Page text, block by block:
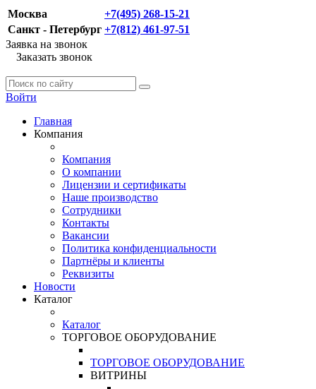
Москва
+7(495) 268-15-21
Санкт - Петербург +7(812) 461-97-51
Заявка на звонок
Заказать звонок
Войти
Главная
Компания
Компания
О компании
Лицензии и сертификаты
Наше производство
Сотрудники
Контакты
Вакансии
Политика конфиденциальности
Партнёры и клиенты
Реквизиты
Новости
Каталог
Каталог
ТОРГОВОЕ ОБОРУДОВАНИЕ
ТОРГОВОЕ ОБОРУДОВАНИЕ
ВИТРИНЫ